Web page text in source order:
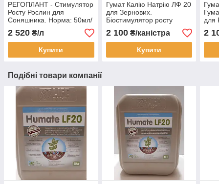
РЕГОПЛАНТ - Стимулятор
Росту Рослин для
Соняшника. Норма: 50мл/
га. Фасовка: 1л., 5л.
2 520 ₴/л
Купити
Гумат Калію Натрію ЛФ 20
для Зернових.
Біостимулятор росту
ГУМАТ ЛФ 20 з
мікроелементами. Тара
10л.
2 100₴/каністра
Купити
для
2
Подібні товари компанії